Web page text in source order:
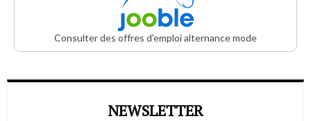
Consulter des offres d'emploi alternance mode
NEWSLETTER